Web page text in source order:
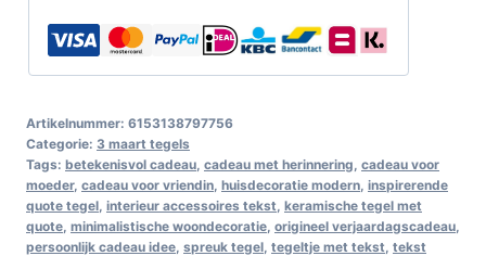
Artikelnummer: 6153138797756
Categorie: 3 maart tegels
Tags: betekenisvol cadeau cadeau met herinnering cadeau voor
moeder, cadeau voor vriendin huisdecoratie modern inspirerende
quote tegel interieur accessoires tekst keramische tegel met
quote minimalistische woondecoratie origineel verjaardagscadeau
persoonlijk cadeau idee spreuk tegel tegeltje met tekst tekst